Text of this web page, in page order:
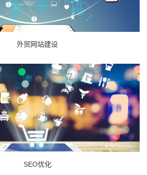
外贸网站建设
SEO优化